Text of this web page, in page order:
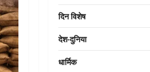
दिन विशेष
देश-दुनिया
धार्मिक